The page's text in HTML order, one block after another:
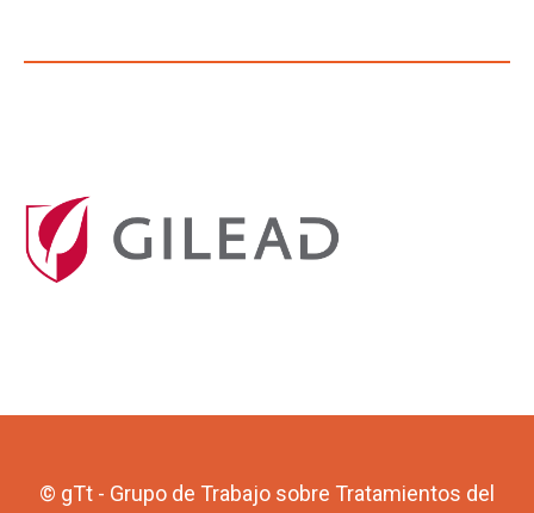
© gTt - Grupo de Trabajo sobre Tratamientos del